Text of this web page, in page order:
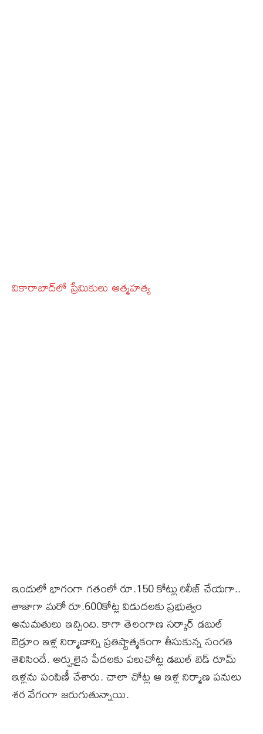
వికారాబాద్‌లో ప్రేమికులు ఆత్మహత్య
ఇందులో భాగంగా గతంలో రూ.150 కోట్లు రిలీజ్ చేయగా..
తాజాగా మరో రూ.600కోట్ల విడుదలకు ప్రభుత్వం
అనుమతులు ఇచ్చింది. కాగా తెలంగాణ సర్కార్ డబుల్
బెడ్రూం ఇళ్ల నిర్మాణాన్ని ప్రతిష్టాత్మకంగా తీసుకున్న సంగతి
తెలిసిందే. అర్హులైన పేద‌ల‌కు ప‌లుచోట్ల డ‌బుల్ బెడ్ రూమ్
ఇళ్లను పంపిణీ చేశారు. చాలా చోట్ల ఆ ఇళ్ల నిర్మాణ ప‌నులు
శ‌ర వేగంగా జరుగుతున్నాయి.